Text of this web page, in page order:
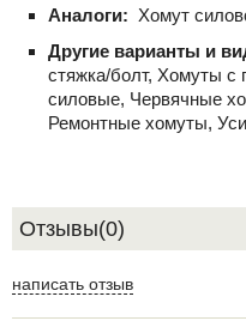
Аналоги: Хомут
Другие варианты и
стяжка/болт, Хомуты с
силовые, Червячные
Ремонтные хомуты,
Отзывы(0)
написать отзыв